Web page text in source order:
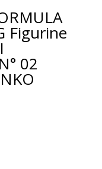
Figurine
02